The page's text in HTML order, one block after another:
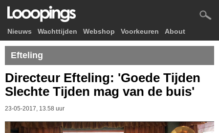
Nieuws Wachttijden Webshop Voorkeuren About
Efteling
Directeur Efteling: 'Goede Tijden
Slechte Tijden mag van de buis'
23-05-2017, 13.58 uur